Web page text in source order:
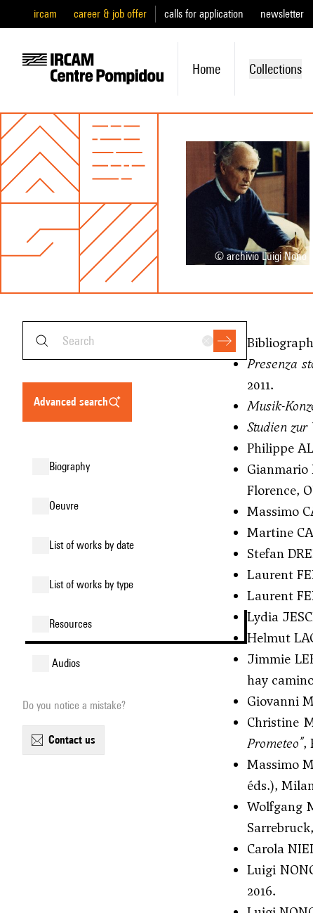
ircam career & job offer calls for application newsletter
Home Collections
© archivio Luigi Nono
advanced search
biography
oeuvre
list of works by date
list of works by type
resources
audios
Do you notice a mistake?
contact us
Presenza
2011.
Musik-
Studien zur
Philippe
Gianmario
Florence,
Massimo
Martine
Stefan
Laurent
Laurent
Lydia
Helmut
Jimmie
hay
Giovanni
Christine
Prometeo",
Massimo
éds.),
Wolfgang
Carola
Luigi
2016.